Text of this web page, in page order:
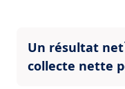
Un résultat net
collecte nette